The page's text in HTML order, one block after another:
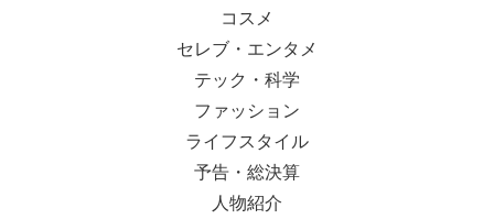
コスメ
セレブ・エンタメ
テック・科学
ファッション
ライフスタイル
予告・総決算
人物紹介